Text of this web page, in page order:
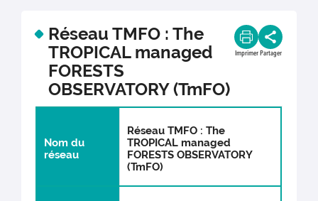
Réseau TMFO : The
TROPICAL managed
FORESTS
OBSERVATORY (TmFO)
Imprimer Partager
Nom du
réseau
Réseau TMFO : The
TROPICAL managed
FORESTS OBSERVATORY
(TmFO)